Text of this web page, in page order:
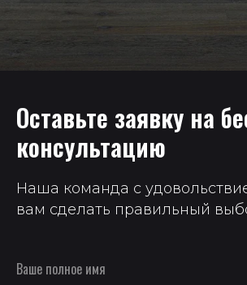
Оставьте заявку на
консультацию
Наша команда с
вам сделать правильный